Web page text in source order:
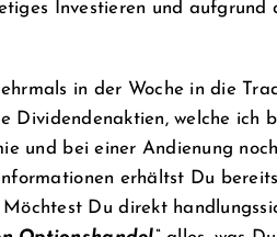
Investieren und aufgrund
in der Woche in die
welche ich
und bei einer Andienung
erhältst Du
Möchtest Du direkt